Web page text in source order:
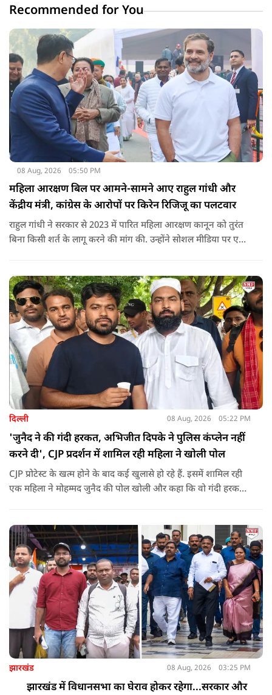
Recommended for You
08 Aug, 2026 05:50 PM
महिला आरक्षण बिल पर आमने-सामने आए राहुल गांधी और
केंद्रीय मंत्री, कांग्रेस के आरोपों पर किरेन रिजिजू का पलटवार
राहुल गांधी ने सरकार से 2023 में पारित महिला आरक्षण कानून को तुरंत
बिना किसी शर्त के लागू करने की मांग की. उन्होंने सोशल मीडिया पर एक
दिल्ली 08 Aug, 2026 05:22 PM
'जुनैद ने की गंदी हरकत, अभिजीत दिपके ने पुलिस कंप्लेन नहीं
करने दी', CJP प्रदर्शन में शामिल रही महिला ने खोली पोल
CJP प्रोटेस्ट के खत्म होने के बाद कई खुलासे हो रहे हैं. इसमें शामिल रही
एक महिला ने मोहम्मद जुनैद की पोल खोली और कहा कि वो गंदी हरकतें
दिया.
झारखंड 08 Aug, 2026 03:25 PM
झारखंड में विधानसभा का घेराव होकर रहेगा...सरकार और